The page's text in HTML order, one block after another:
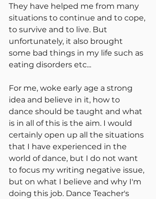
They have helped me from many
situations to continue and to cope,
to survive and to live. But
unfortunately, it also brought
some bad things in my life such as
eating disorders etc...
For me, woke early age a strong
idea and believe in it, how to
dance should be taught and what
is in all of this is the aim. I would
certainly open up all the situations
that I have experienced in the
world of dance, but I do not want
to focus my writing negative issue,
but on what I believe and why I'm
doing this job. Dance Teacher's